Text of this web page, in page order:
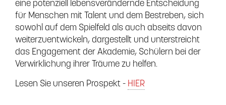
eine potenziell lebensverändernde Entscheidung
für Menschen mit Talent und dem Bestreben, sich
sowohl auf dem Spielfeld als auch abseits davon
weiterzuentwickeln, dargestellt und unterstreicht
das Engagement der Akademie, Schülern bei der
Verwirklichung ihrer Träume zu helfen.
Lesen Sie unseren Prospekt - HIER